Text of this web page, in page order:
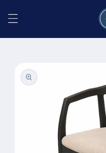
conținut
informațiile
despre
produs